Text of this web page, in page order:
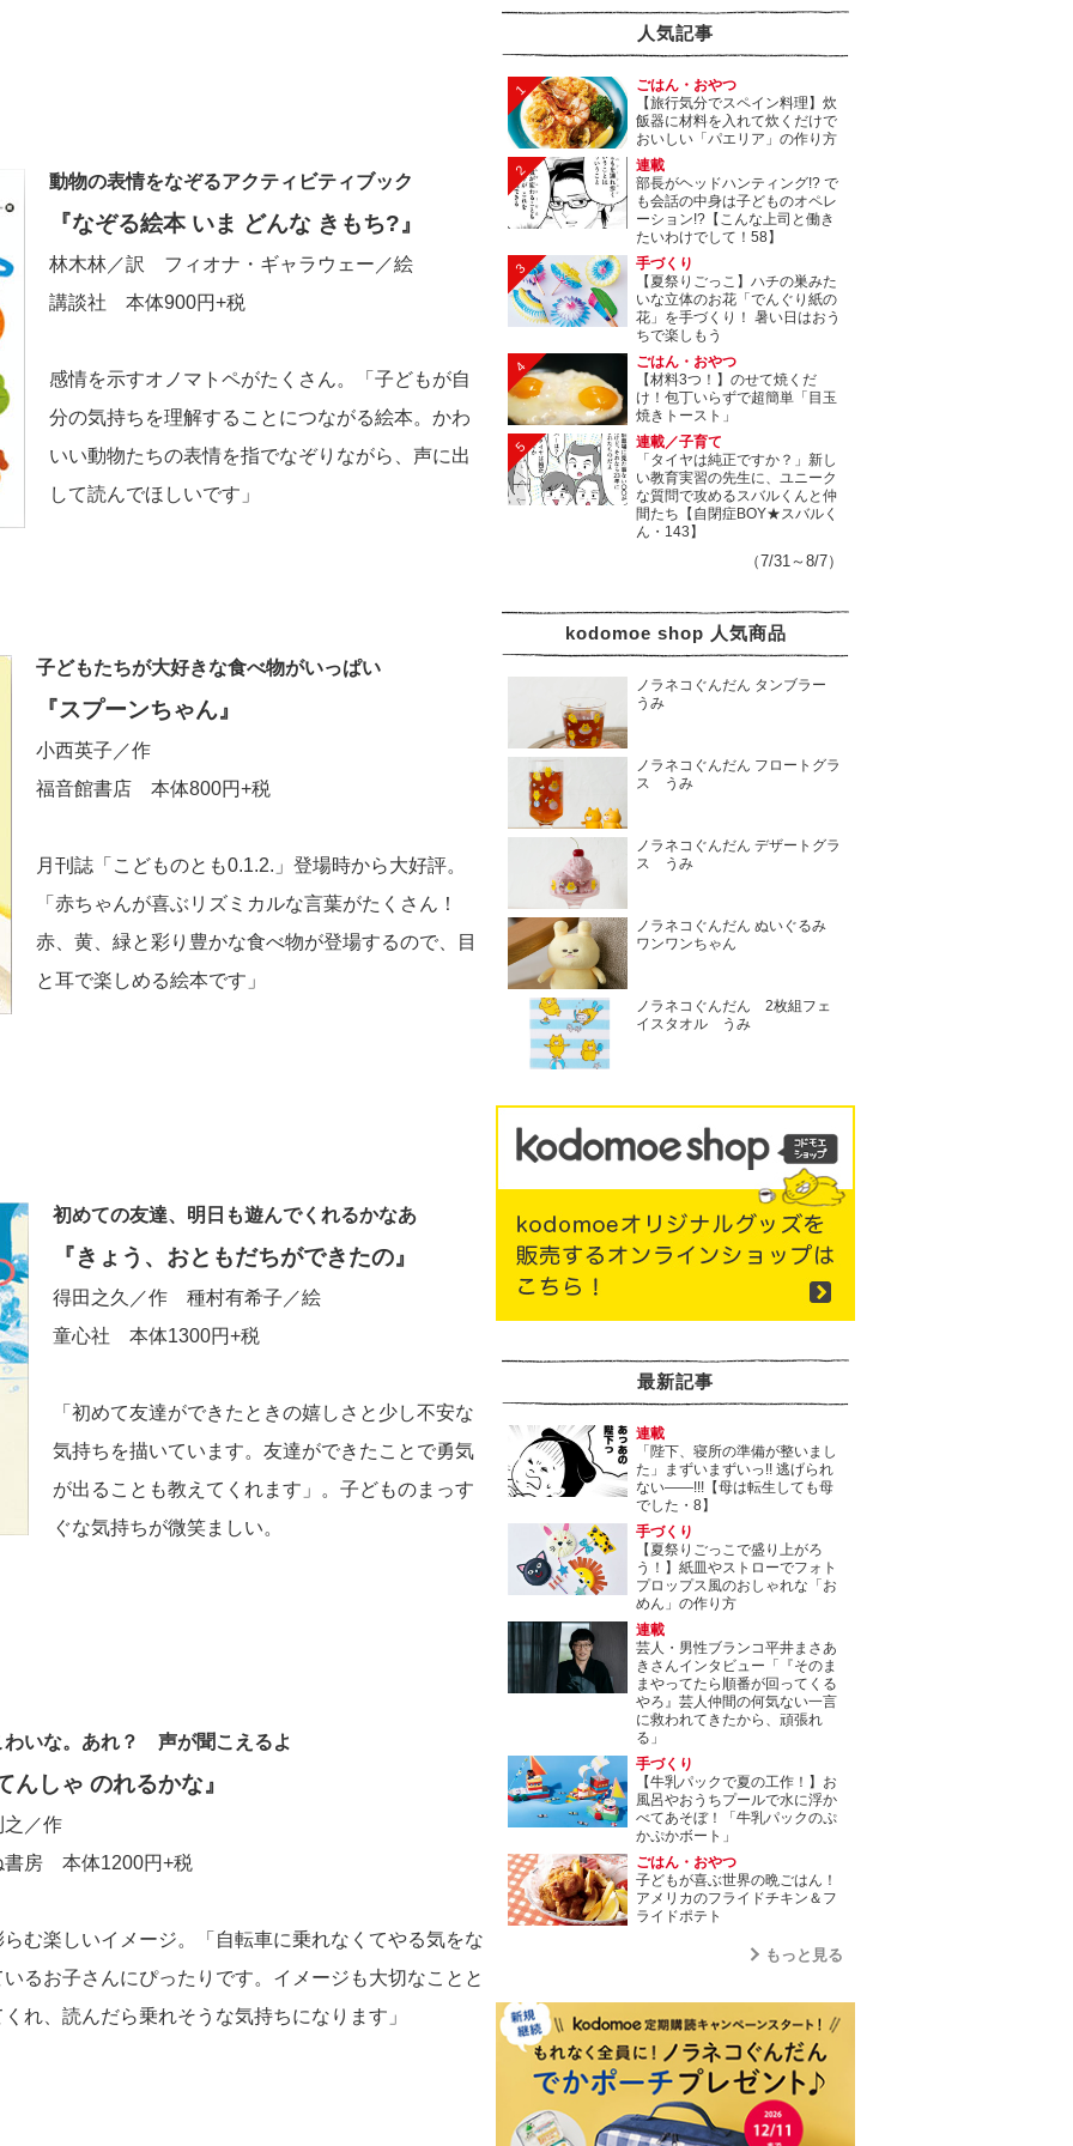
動物の表情をなぞるアクティビティブック
『なぞる絵本 いま どんな きもち?』
林木林／訳 フィオナ・ギャラウェー／絵
講談社 本体900円+税
感情を示すオノマトペがたくさん。「子どもが自
分の気持ちを理解することにつながる絵本。かわ
いい動物たちの表情を指でなぞりながら、声に出
して読んでほしいです」
子どもたちが大好きな食べ物がいっぱい
『スプーンちゃん』
小西英子／作
福音館書店 本体800円+税
月刊誌「こどものとも0.1.2.」登場時から大好評。
「赤ちゃんが喜ぶリズミカルな言葉がたくさん！
赤、黄、緑と彩り豊かな食べ物が登場するので、目
と耳で楽しめる絵本です」
初めての友達、明日も遊んでくれるかなあ
『きょう、おともだちができたの』
得田之久／作 種村有希子／絵
童心社 本体1300円+税
「初めて友達ができたときの嬉しさと少し不安な
気持ちを描いています。友達ができたことで勇気
が出ることも教えてくれます」。子どものまっす
ぐな気持ちが微笑ましい。
わいな。あれ？ 声が聞こえるよ
んしゃ のれるかな』
之／作
書房 本体1200円+税
らむ楽しいイメージ。「自転車に乗れなくてやる気をな
いるお子さんにぴったりです。イメージも大切なことと
れ、読んだら乗れそうな気持ちになります」
人気記事
1
ごはん・おやつ
【旅行気分でスペイン料理】炊
飯器に材料を入れて炊くだけで
おいしい「パエリア」の作り方
2
連載
部長がヘッドハンティング!? で
も会話の中身は子どものオペレ
ーション!?【こんな上司と働き
たいわけでして！58】
3
手づくり
【夏祭りごっこ】ハチの巣みた
いな立体のお花「でんぐり紙の
花」を手づくり！ 暑い日はおう
ちで楽しもう
4
ごはん・おやつ
【材料3つ！】のせて焼くだ
け！包丁いらずで超簡単「目玉
焼きトースト」
5
連載／子育て
「タイヤは純正ですか？」新し
い教育実習の先生に、ユニーク
な質問で攻めるスバルくんと仲
間たち【自閉症BOY★スバルく
ん・143】
（7/31～8/7）
kodomoe shop 人気商品
ノラネコぐんだん タンブラー
うみ
ノラネコぐんだん フロートグラ
ス うみ
ノラネコぐんだん デザートグラ
ス うみ
ノラネコぐんだん ぬいぐるみ
ワンワンちゃん
ノラネコぐんだん 2枚組フェ
イスタオル うみ
最新記事
連載
「陛下、寝所の準備が整いまし
た」まずいまずいっ!! 逃げられ
ない――!!!【母は転生しても母
でした・8】
手づくり
【夏祭りごっこで盛り上がろ
う！】紙皿やストローでフォト
プロップス風のおしゃれな「お
めん」の作り方
連載
芸人・男性ブランコ平井まさあ
きさんインタビュー「『そのま
まやってたら順番が回ってくる
やろ』芸人仲間の何気ない一言
に救われてきたから、頑張れ
る」
手づくり
【牛乳パックで夏の工作！】お
風呂やおうちプールで水に浮か
べてあそぼ！「牛乳パックのぷ
かぷかボート」
ごはん・おやつ
子どもが喜ぶ世界の晩ごはん！
アメリカのフライドチキン＆フ
ライドポテト
もっと見る